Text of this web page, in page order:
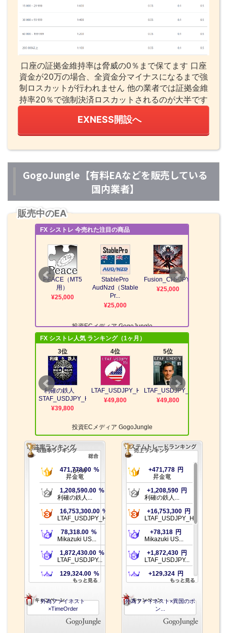
口座の証拠金維持率は脅威の0％まで保てます 口座
資金が20万の場合、全資金分マイナスになるまで強
制ロスカットが行われません 他の業者では証拠金維
持率20％で強制決済ロスカットされるのが大半です
EXNESS開設へ
GogoJungle【有料EAなどを販売している
国内業者】
販売中のEA